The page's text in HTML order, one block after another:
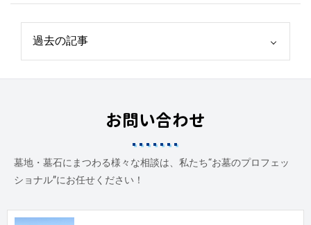
お問い合わせ
墓地・墓石にまつわる様々な相談は、私たち“お墓のプロフェッ
ショナル”にお任せください！